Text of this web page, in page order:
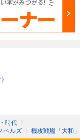
時代 〉
ベルズ 〉 機攻戦艦「大和」